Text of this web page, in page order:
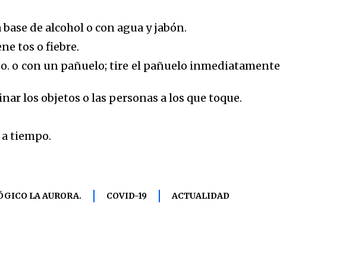
de alcohol o con agua y jabón.
tos o fiebre.
o con un pañuelo; tire el pañuelo inmediatamente
los objetos o las personas a los que toque.
tiempo.
LA AURORA. COVID-19 ACTUALIDAD